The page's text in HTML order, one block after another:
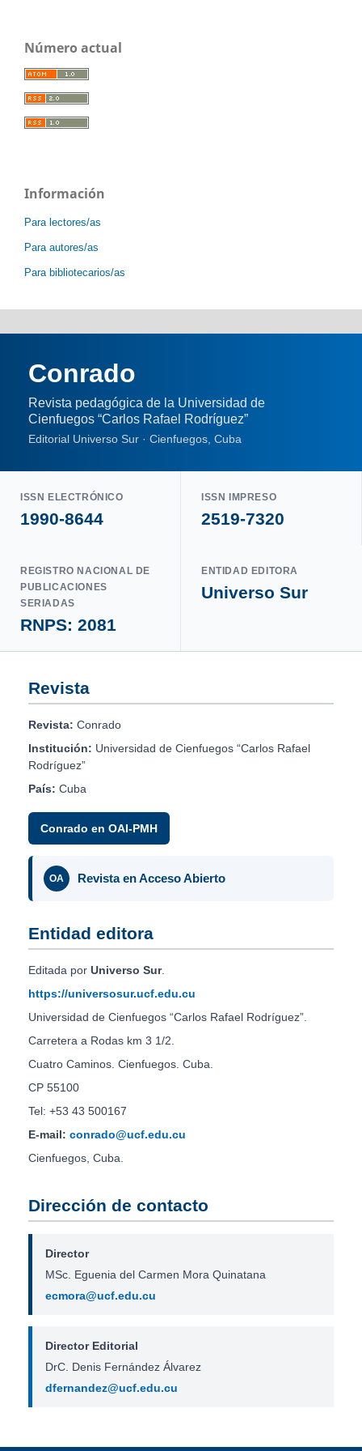
Número actual
Información
Para lectores/as
Para autores/as
Para bibliotecarios/as
Conrado
Revista pedagógica de la Universidad de
Cienfuegos “Carlos Rafael Rodríguez”
Editorial Universo Sur · Cienfuegos, Cuba
ISSN ELECTRÓNICO
1990-8644
ISSN IMPRESO
2519-7320
REGISTRO NACIONAL DE
PUBLICACIONES
SERIADAS
RNPS: 2081
ENTIDAD EDITORA
Universo Sur
Revista
Revista: Conrado
Institución: Universidad de Cienfuegos “Carlos Rafael
Rodríguez”
País: Cuba
Conrado en OAI-PMH
OA Revista en Acceso Abierto
Entidad editora
Editada por Universo Sur.
https://universosur.ucf.edu.cu
Universidad de Cienfuegos “Carlos Rafael Rodríguez”.
Carretera a Rodas km 3 1/2.
Cuatro Caminos. Cienfuegos. Cuba.
CP 55100
Tel: +53 43 500167
E-mail: conrado@ucf.edu.cu
Cienfuegos, Cuba.
Dirección de contacto
Director
MSc. Eguenia del Carmen Mora Quinatana
ecmora@ucf.edu.cu
Director Editorial
DrC. Denis Fernández Álvarez
dfernandez@ucf.edu.cu